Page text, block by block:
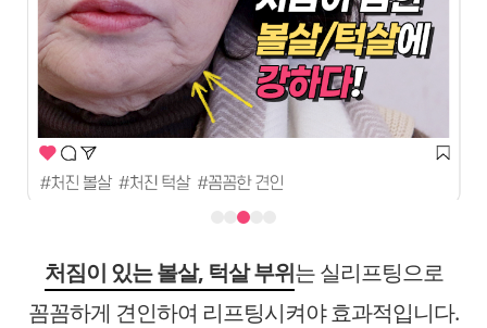
메이크 진피재생술은 얼굴의 팔자주름, 입가,
미간, 이마, 목주름 등의깊은 주름을